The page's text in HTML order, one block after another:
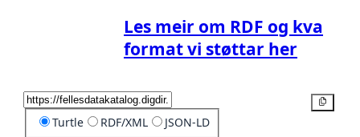
Les meir om RDF og kva
format vi støttar her
Turtle RDF/XML JSON-LD